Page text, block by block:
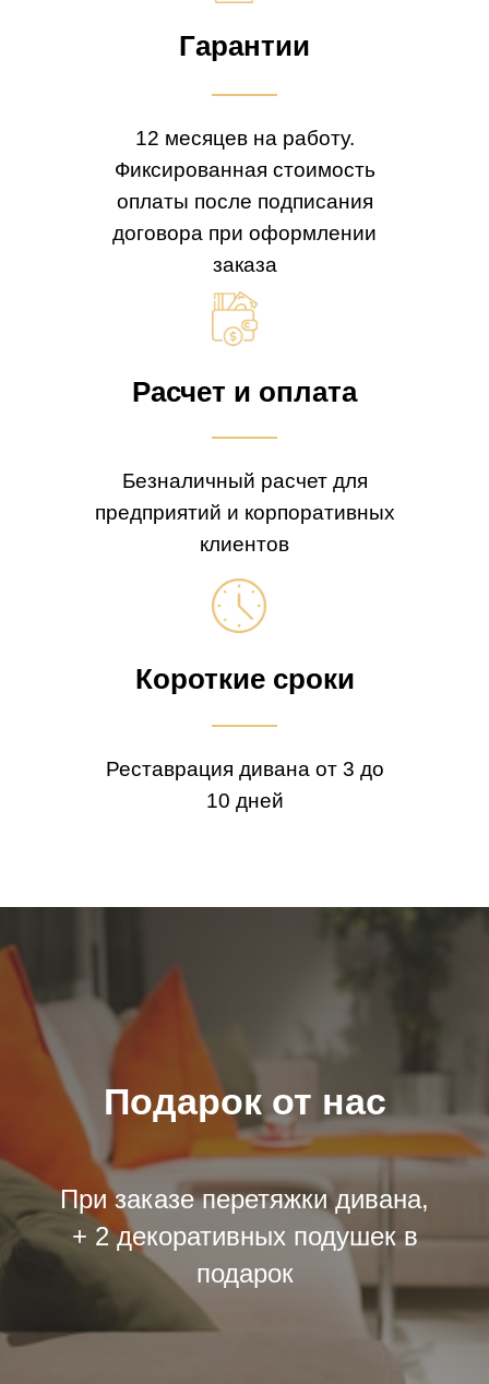
Гарантии
12 месяцев на работу.
Фиксированная стоимость
оплаты после подписания
договора при оформлении
заказа
Расчет и оплата
Безналичный расчет для
предприятий и корпоративных
клиентов
Короткие сроки
Реставрация дивана от 3 до
10 дней
Подарок от нас
При заказе перетяжки дивана,
+ 2 декоративных подушек в
подарок